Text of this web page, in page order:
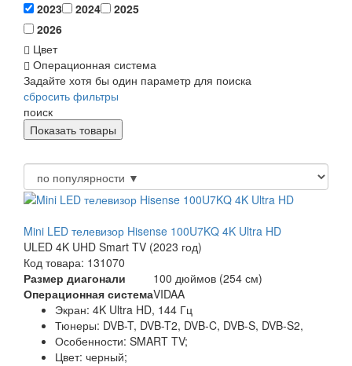
2023
2024
2025
2026
Цвет
Операционная система
Задайте хотя бы один параметр для поиска
сбросить фильтры
поиск
Mini LED телевизор Hisense 100U7KQ 4K Ultra HD
ULED 4K UHD Smart TV (2023 год)
Код товара: 131070
Размер диагонали
100 дюймов (254 см)
Операционная системаVIDAA
Экран: 4K Ultra HD, 144 Гц
Тюнеры: DVB-T, DVB-T2, DVB-C, DVB-S, DVB-S2,
Особенности: SMART TV;
Цвет: черный;